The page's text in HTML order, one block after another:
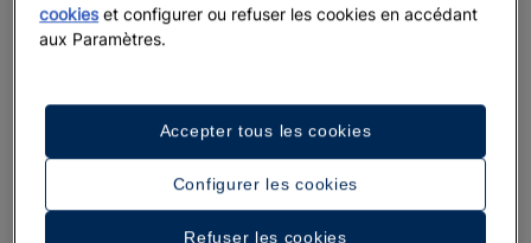
Jusqu'à -15 % + transferts privés gratuits
En voir plus
Jusqu’à 10 %
cookies et configurer ou refuser les cookies en accédant
aux Paramètres.
Configurer les cookies
Refuser les cookies
Accepter tous les cookies